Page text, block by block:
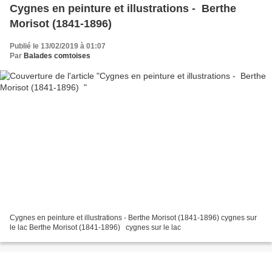
Cygnes en peinture et illustrations - Berthe
Morisot (1841-1896)
Publié le 13/02/2019 à 01:07
Par Balades comtoises
Cygnes en peinture et illustrations - Berthe Morisot (1841-1896) cygnes sur
le lac Berthe Morisot (1841-1896) cygnes sur le lac